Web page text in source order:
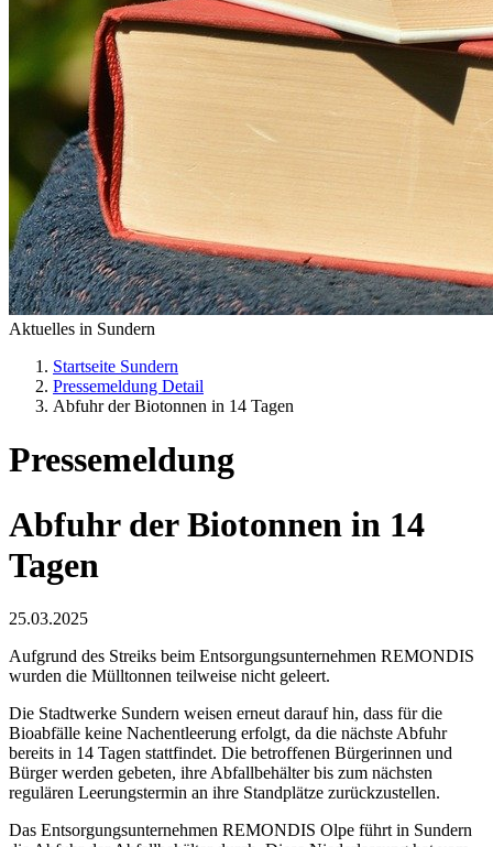
Aktuelles in Sundern
Startseite Sundern
Pressemeldung Detail
Abfuhr der Biotonnen in 14 Tagen
Pressemeldung
Abfuhr der Biotonnen in 14
Tagen
25.03.2025
Aufgrund des Streiks beim Entsorgungsunternehmen REMONDIS
wurden die Mülltonnen teilweise nicht geleert.
Die Stadtwerke Sundern weisen erneut darauf hin, dass für die
Bioabfälle keine Nachentleerung erfolgt, da die nächste Abfuhr
bereits in 14 Tagen stattfindet. Die betroffenen Bürgerinnen und
Bürger werden gebeten, ihre Abfallbehälter bis zum nächsten
regulären Leerungstermin an ihre Standplätze zurückzustellen.
Das Entsorgungsunternehmen REMONDIS Olpe führt in Sundern